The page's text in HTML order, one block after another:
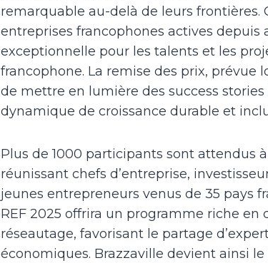
remarquable au-delà de leurs
entreprises francophones actives
exceptionnelle pour les talents et les
francophone. La remise des prix, prévue
de mettre en lumière des success
dynamique de croissance durable et
Plus de 1000 participants sont attendus
réunissant chefs d’entreprise,
jeunes entrepreneurs venus de 35 pays
REF 2025 offrira un programme riche en
réseautage, favorisant le partage
économiques. Brazzaville devient ainsi